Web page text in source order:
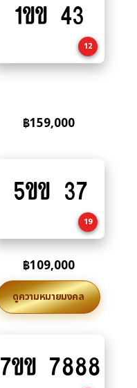
to
1ขข 43
12
฿159,000
to
5ขข 37
19
฿109,000
ดูความหมายมงคล
to
7ขข 7888